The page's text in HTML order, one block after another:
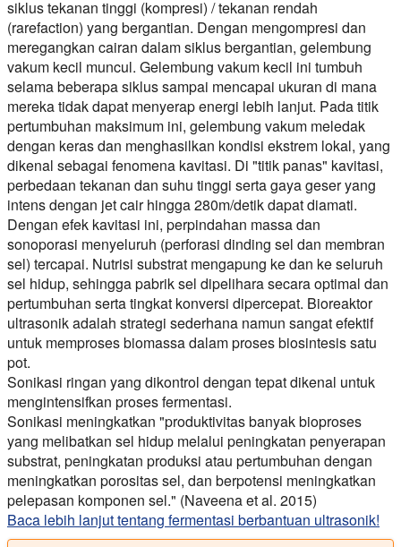
siklus tekanan tinggi (kompresi) / tekanan rendah
(rarefaction) yang bergantian. Dengan mengompresi dan
meregangkan cairan dalam siklus bergantian, gelembung
vakum kecil muncul. Gelembung vakum kecil ini tumbuh
selama beberapa siklus sampai mencapai ukuran di mana
mereka tidak dapat menyerap energi lebih lanjut. Pada titik
pertumbuhan maksimum ini, gelembung vakum meledak
dengan keras dan menghasilkan kondisi ekstrem lokal, yang
dikenal sebagai fenomena kavitasi. Di "titik panas" kavitasi,
perbedaan tekanan dan suhu tinggi serta gaya geser yang
intens dengan jet cair hingga 280m/detik dapat diamati.
Dengan efek kavitasi ini, perpindahan massa dan
sonoporasi menyeluruh (perforasi dinding sel dan membran
sel) tercapai. Nutrisi substrat mengapung ke dan ke seluruh
sel hidup, sehingga pabrik sel dipelihara secara optimal dan
pertumbuhan serta tingkat konversi dipercepat. Bioreaktor
ultrasonik adalah strategi sederhana namun sangat efektif
untuk memproses biomassa dalam proses biosintesis satu
pot.
Sonikasi ringan yang dikontrol dengan tepat dikenal untuk
mengintensifkan proses fermentasi.
Sonikasi meningkatkan "produktivitas banyak bioproses
yang melibatkan sel hidup melalui peningkatan penyerapan
substrat, peningkatan produksi atau pertumbuhan dengan
meningkatkan porositas sel, dan berpotensi meningkatkan
pelepasan komponen sel." (Naveena et al. 2015)
Baca lebih lanjut tentang fermentasi berbantuan ultrasonik!